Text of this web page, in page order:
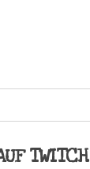
TWITCH